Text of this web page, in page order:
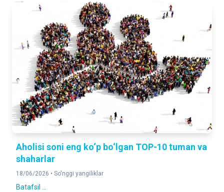
Aholisi soni eng ko‘p bo‘lgan TOP-10 tuman va
shaharlar
18/06/2026 • So'nggi yangiliklar
Batafsil ...